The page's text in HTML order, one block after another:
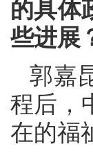
的具体
些进展
郭嘉
程后，
在的福